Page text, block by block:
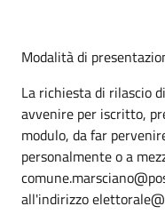
Modalità di
La richiesta di rilascio
avvenire per iscritto,
modulo, da far
personalmente o a
all'indirizzo